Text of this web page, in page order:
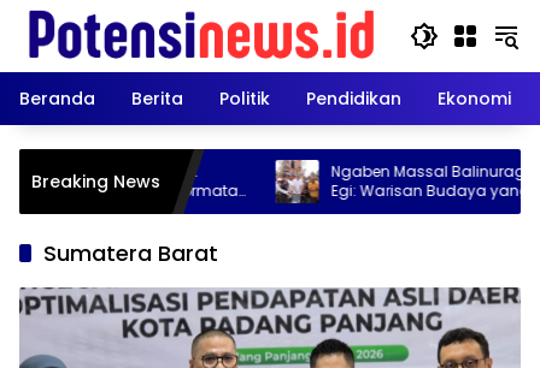
Langsung
konten
Beranda
Berita Politik Pendidikan Ekonomi
Breaking News
Cetak
Dapat Penghormatan
Ngaben Massal Balinuraga 2026,
Egi: Warisan Budaya yang Harus
Dijaga
Sumatera Barat